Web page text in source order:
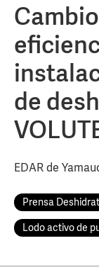
de
EDAR de
Prensa
Lodo activo de